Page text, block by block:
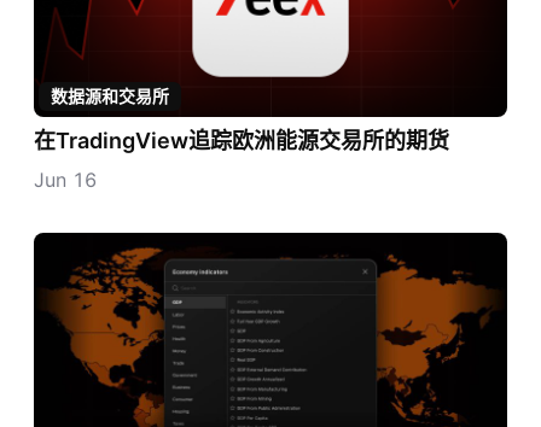
数据源和交易所
在TradingView追踪欧洲能源交易所的期货
Jun 16